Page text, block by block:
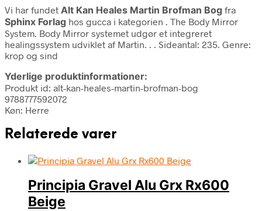
Vi har fundet Alt Kan Heales Martin Brofman Bog fra
Sphinx Forlag hos gucca i kategorien . The Body Mirror
System. Body Mirror systemet udgør et integreret
healingssystem udviklet af Martin. . . Sideantal: 235. Genre:
krop og sind
Yderlige produktinformationer:
Produkt id: alt-kan-heales-martin-brofman-bog
9788777592072
Køn: Herre
Relaterede varer
Principia Gravel Alu Grx Rx600
Beige